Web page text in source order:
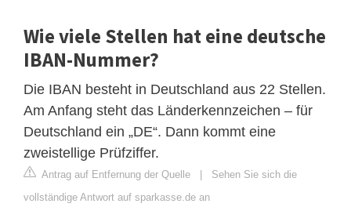
Wie viele Stellen hat eine deutsche
IBAN-Nummer?
Die IBAN besteht in Deutschland aus 22 Stellen.
Am Anfang steht das Länderkennzeichen – für
Deutschland ein „DE“. Dann kommt eine
zweistellige Prüfziffer.
Antrag auf Entfernung der Quelle | Sehen Sie sich die
vollständige Antwort auf sparkasse.de an